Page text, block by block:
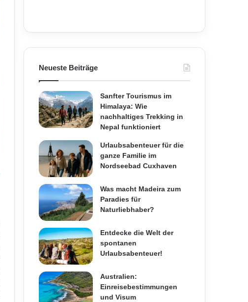
Neueste Beiträge
Sanfter Tourismus im
Himalaya: Wie
nachhaltiges Trekking in
Nepal funktioniert
Urlaubsabenteuer für die
ganze Familie im
Nordseebad Cuxhaven
Was macht Madeira zum
Paradies für
Naturliebhaber?
Entdecke die Welt der
spontanen
Urlaubsabenteuer!
Australien:
Einreisebestimmungen
und Visum